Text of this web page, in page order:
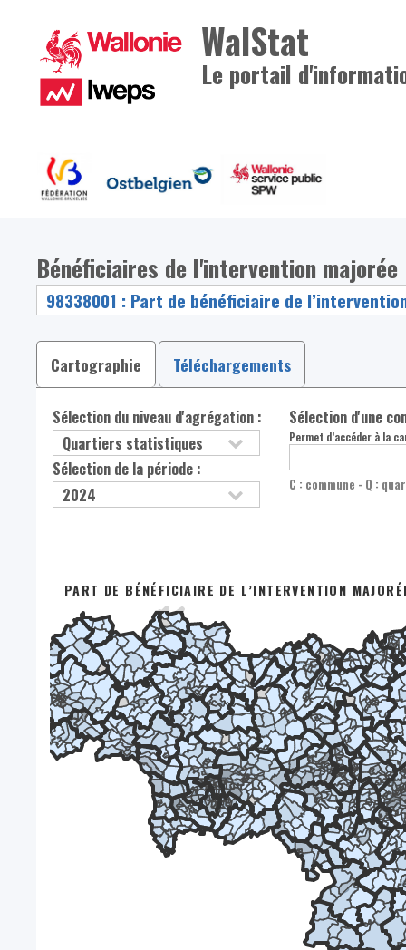
WalStat
Le portail
Bénéficiaires de l'intervention
Cartographie Téléchargements
Sélection du niveau d'agrégation :
Sélection de la période :
Sélection d'une
Permet d’accéder à la
C : commune - Q :
PART DE BÉNÉFICIAIRE DE L’INTERVENTION